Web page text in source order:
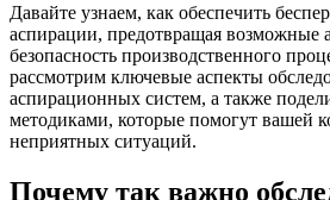
Давайте узнаем, как обеспечить
аспирации, предотвращая возможные
безопасность производственного
рассмотрим ключевые аспекты
аспирационных систем, а также
методиками, которые помогут вашей
неприятных ситуаций.
Почему так важно